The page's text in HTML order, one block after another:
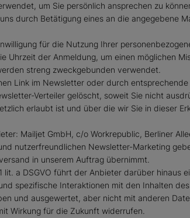
um Sie persönlich ansprechen zu
durch Betätigung eines an die angegebene
für die Nutzung Ihrer
Uhrzeit der Anmeldung, um einen möglichen
streng zweckgebunden verwendet.
Link im Newsletter oder durch
Verteiler gelöscht, soweit Sie nicht
erlaubt ist und über die wir Sie in dieser
Mailjet GmbH, c/o Workrepublic, Berliner
nutzerfreundlichen Newsletter-Marketing
in unserem Auftrag übernimmt.
a DSGVO führt der Anbieter darüber
spezifische Interaktionen mit den Inhalten
und ausgewertet, aber nicht mit anderen
Wirkung für die Zukunft widerrufen.